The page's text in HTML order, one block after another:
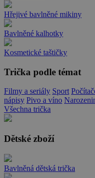
Hřejivé bavlněné mikiny
Bavlněné kalhotky
Kosmetické taštičky
Trička podle témat
Filmy a seriály Sport
nápisy Pivo a víno
Všechna trička
Dětské zboží
Bavlněná dětská trička